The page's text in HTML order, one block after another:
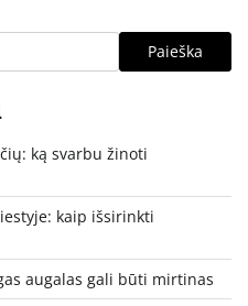
Paieška
ką svarbu žinoti
kaip išsirinkti
augalas gali būti mirtinas